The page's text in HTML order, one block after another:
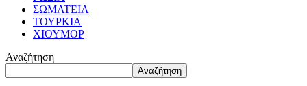
ΣΩΜΑΤΕΙΑ
ΤΟΥΡΚΙΑ
ΧΙΟΥΜΟΡ
Αναζήτηση
Αναζήτηση